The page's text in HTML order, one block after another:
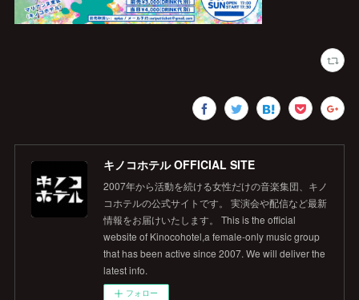
キノコホテル OFFICIAL SITE
2007年から活動を続ける女性だけの音楽集団、キノ
コホテルの公式サイトです。 実演会や配信など最新
情報をお届けいたします。 This is the official
website of Kinocohotel,a female-only music group
that has been active since 2007. We will deliver the
latest info.
フォロー